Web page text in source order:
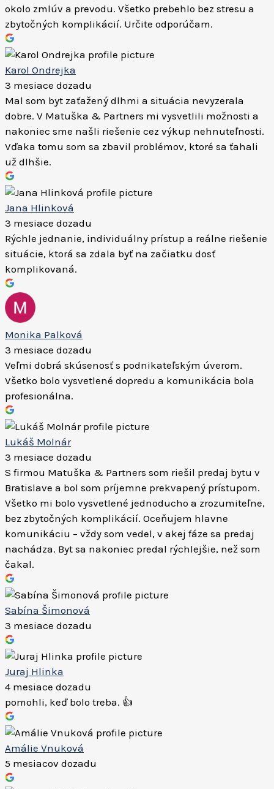
okolo zmlúv a prevodu. Všetko prebehlo bez stresu a
zbytočných komplikácií. Určite odporúčam.
Karol Ondrejka
3 mesiace dozadu
Mal som byt zaťažený dlhmi a situácia nevyzerala
dobre. V Matuška & Partners mi vysvetlili možnosti a
nakoniec sme našli riešenie cez výkup nehnuteľnosti.
Vďaka tomu som sa zbavil problémov, ktoré sa ťahali
už dlhšie.
Jana Hlinková
3 mesiace dozadu
Rýchle jednanie, individuálny prístup a reálne riešenie
situácie, ktorá sa zdala byť na začiatku dosť
komplikovaná.
Monika Palková
3 mesiace dozadu
Veľmi dobrá skúsenosť s podnikateľským úverom.
Všetko bolo vysvetlené dopredu a komunikácia bola
profesionálna.
Lukáš Molnár
3 mesiace dozadu
S firmou Matuška & Partners som riešil predaj bytu v
Bratislave a bol som príjemne prekvapený prístupom.
Všetko mi bolo vysvetlené jednoducho a zrozumiteľne,
bez zbytočných komplikácií. Oceňujem hlavne
komunikáciu – vždy som vedel, v akej fáze sa predaj
nachádza. Byt sa nakoniec predal rýchlejšie, než som
čakal.
Sabína Šimonová
3 mesiace dozadu
Juraj Hlinka
4 mesiace dozadu
pomohli, keď bolo treba. 👍
Amálie Vnuková
5 mesiacov dozadu